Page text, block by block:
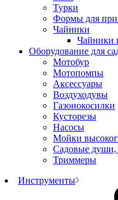
Турки
Формы для
Чайники
Чайники
Оборудование для
Мотобур
Мотопомпы
Аксессуары
Воздуходувы
Газонокосилки
Кусторезы
Насосы
Мойки
Садовые души,
Триммеры
Инструменты